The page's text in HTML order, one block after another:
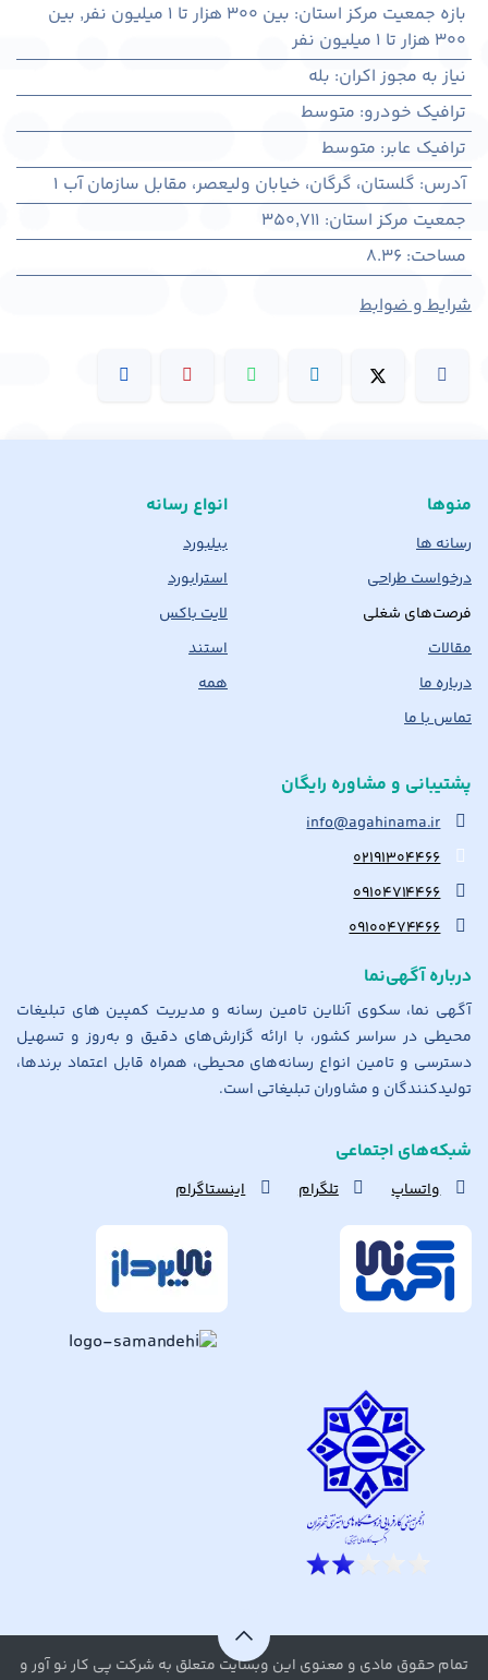
بازه جمعیت مرکز استان: بین ۳۰۰ هزار تا ۱ میلیون نفر , بین
۳۰۰ هزار تا ۱ میلیون نفر
نیاز به مجوز اکران: بله
ترافیک خودرو: متوسط
ترافیک عابر: متوسط
آدرس: گلستان، گرگان، خیابان ولیعصر، مقابل سازمان آب 1
جمعیت مرکز استان:
350,711
مساحت:
8.36
شرایط و ضوابط
منوها
رسانه ها
درخواست طراحی
فرصت‌های شغلی
مقالات
درباره ما
تماس با ما
انواع رسانه
بیلبورد
استرابورد
لایت باکس
استند
همه
پشتیبانی و مشاوره رایگان
info@agahinama.ir
۰۲۱۹۱۳۰۴۴۶۶
۰۹۱۰۴۷۱۴۴۶۶
۰۹۱۰۰۴۷۴۴۶۶
درباره آگهی‌نما
آگهی نما، سکوی آنلاین تامین رسانه و مدیریت کمپین های تبلیغات
محیطی در سراسر کشور، با ارائه گزارش‌های دقیق و به‌روز و تسهیل
دسترسی و تامین انواع رسانه‌های محیطی، همراه قابل اعتماد برندها،
تولیدکنندگان و مشاوران تبلیغاتی است.
شبکه‌های اجتماعی
واتساپ تلگرام اینستاگرام
تمام حقوق مادی و معنوی این وبسایت متعلق به شرکت پی کار نو آور و